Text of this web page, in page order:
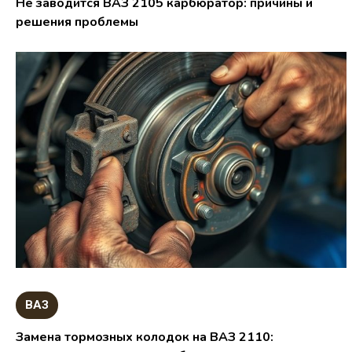
Не заводится ВАЗ 2105 карбюратор: причины и
решения проблемы
ВАЗ
Замена тормозных колодок на ВАЗ 2110: